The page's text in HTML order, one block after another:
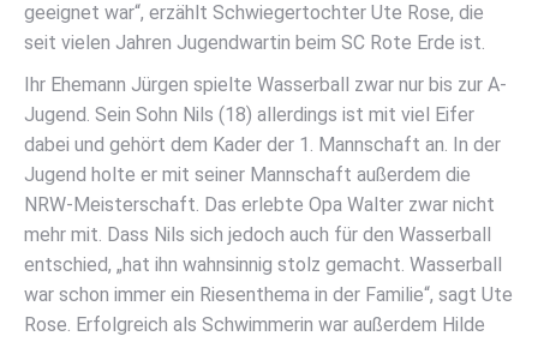
geeignet war“, erzählt Schwiegertochter Ute Rose, die
seit vielen Jahren Jugendwartin beim SC Rote Erde ist.
Ihr Ehemann Jürgen spielte Wasserball zwar nur bis zur A-
Jugend. Sein Sohn Nils (18) allerdings ist mit viel Eifer
dabei und gehört dem Kader der 1. Mannschaft an. In der
Jugend holte er mit seiner Mannschaft außerdem die
NRW-Meisterschaft. Das erlebte Opa Walter zwar nicht
mehr mit. Dass Nils sich jedoch auch für den Wasserball
entschied, „hat ihn wahnsinnig stolz gemacht. Wasserball
war schon immer ein Riesenthema in der Familie“, sagt Ute
Rose. Erfolgreich als Schwimmerin war außerdem Hilde